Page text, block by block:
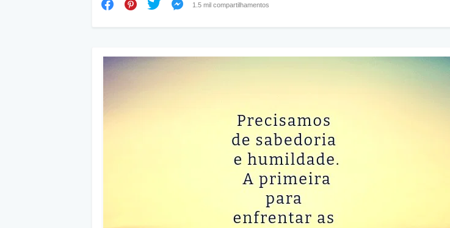
1.5 mil compartilhamentos